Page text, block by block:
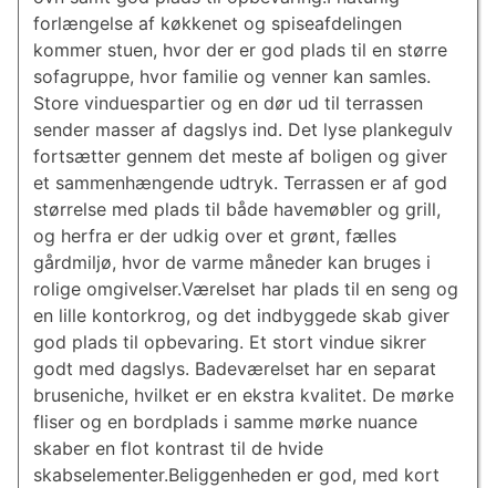
forlængelse af køkkenet og spiseafdelingen
kommer stuen, hvor der er god plads til en større
sofagruppe, hvor familie og venner kan samles.
Store vinduespartier og en dør ud til terrassen
sender masser af dagslys ind. Det lyse plankegulv
fortsætter gennem det meste af boligen og giver
et sammenhængende udtryk. Terrassen er af god
størrelse med plads til både havemøbler og grill,
og herfra er der udkig over et grønt, fælles
gårdmiljø, hvor de varme måneder kan bruges i
rolige omgivelser.Værelset har plads til en seng og
en lille kontorkrog, og det indbyggede skab giver
god plads til opbevaring. Et stort vindue sikrer
godt med dagslys. Badeværelset har en separat
bruseniche, hvilket er en ekstra kvalitet. De mørke
fliser og en bordplads i samme mørke nuance
skaber en flot kontrast til de hvide
skabselementer.Beliggenheden er god, med kort